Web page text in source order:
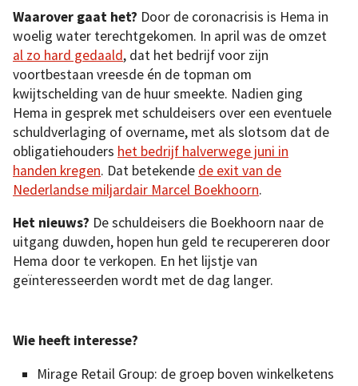
Waarover gaat het? Door de coronacrisis is Hema in
woelig water terechtgekomen. In april was de omzet
al zo hard gedaald, dat het bedrijf voor zijn
voortbestaan vreesde én de topman om
kwijtschelding van de huur smeekte. Nadien ging
Hema in gesprek met schuldeisers over een eventuele
schuldverlaging of overname, met als slotsom dat de
obligatiehouders het bedrijf halverwege juni in
handen kregen. Dat betekende de exit van de
Nederlandse miljardair Marcel Boekhoorn.
Het nieuws? De schuldeisers die Boekhoorn naar de
uitgang duwden, hopen hun geld te recupereren door
Hema door te verkopen. En het lijstje van
geïnteresseerden wordt met de dag langer.
Wie heeft interesse?
Mirage Retail Group: de groep boven winkelketens